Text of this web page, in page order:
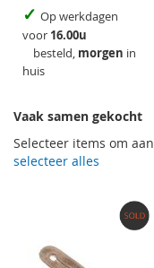
✓ Op werkdagen
voor 16.00u
besteld, morgen in
huis
Vaak samen gekocht
Selecteer items om
selecteer alles